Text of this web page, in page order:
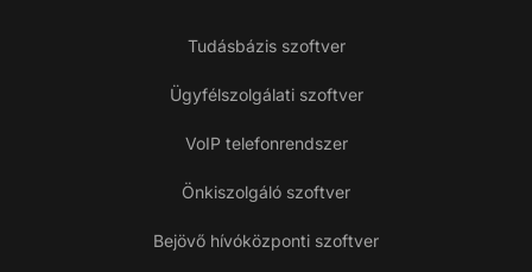
Tudásbázis szoftver
Ügyfélszolgálati szoftver
VoIP telefonrendszer
Önkiszolgáló szoftver
Bejövő hívóközponti szoftver